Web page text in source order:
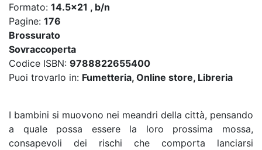
Formato: 14.5x21 , b/n
Pagine: 176
Brossurato
Sovraccoperta
Codice ISBN: 9788822655400
Puoi trovarlo in: Fumetteria, Online store, Libreria
I bambini si muovono nei meandri della città, pensando
a quale possa essere la loro prossima mossa,
consapevoli dei rischi che comporta lanciarsi